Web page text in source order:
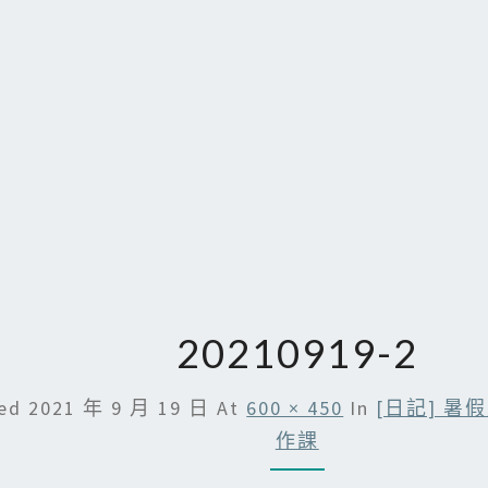
20210919-2
2021 年 9 月 19 日 At 600 × 450 In [日記] 暑
作課